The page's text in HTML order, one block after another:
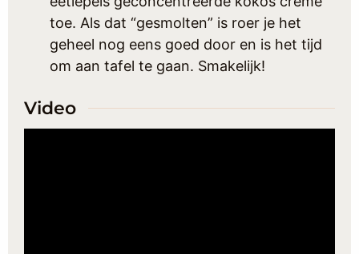
toe. Als dat “gesmolten” is roer je het
geheel nog eens goed door en is het tijd
om aan tafel te gaan. Smakelijk!
Video